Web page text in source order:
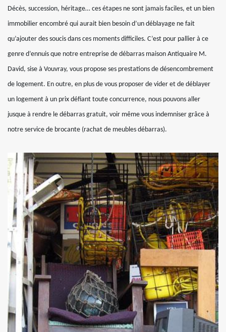
Décès, succession, héritage… ces étapes ne sont jamais faciles, et un bien
immobilier encombré qui aurait bien besoin d’un déblayage ne fait
qu’ajouter des soucis dans ces moments difficiles. C’est pour pallier à ce
genre d’ennuis que notre entreprise de débarras maison Antiquaire M.
David, sise à Vouvray, vous propose ses prestations de désencombrement
de logement. En outre, en plus de vous proposer de vider et de déblayer
un logement à un prix défiant toute concurrence, nous pouvons aller
jusque à rendre le débarras gratuit, voir même vous indemniser grâce à
notre service de brocante (rachat de meubles débarras).